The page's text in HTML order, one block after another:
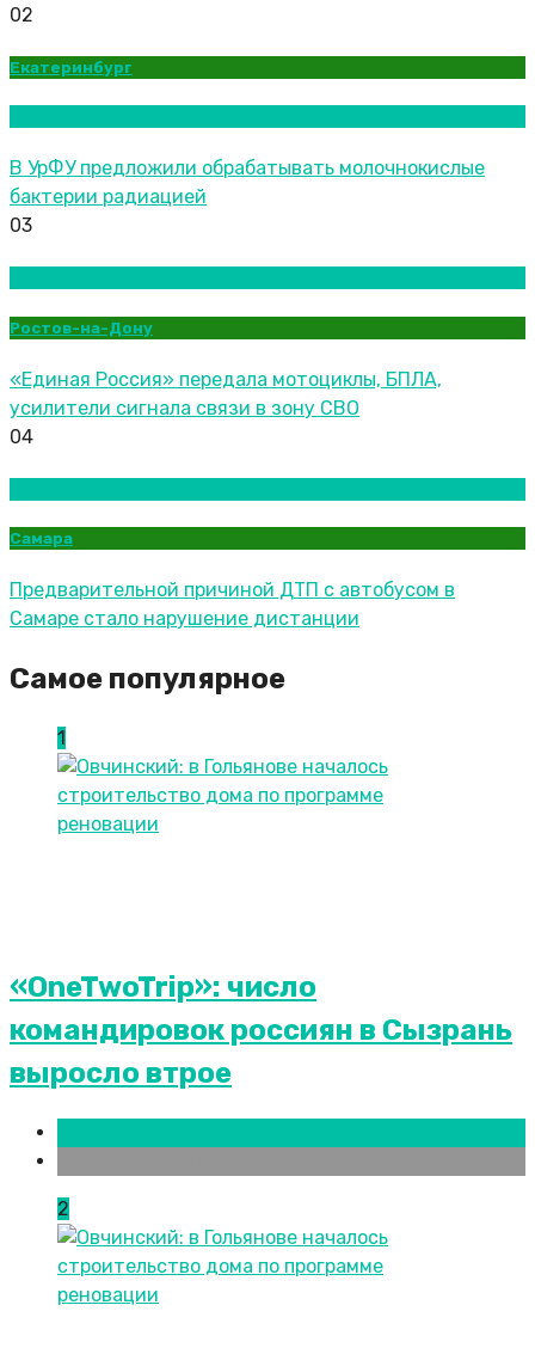
02
Екатеринбург
В УрФУ предложили обрабатывать молочнокислые
бактерии радиацией
03
Ростов-на-Дону
«Единая Россия» передала мотоциклы, БПЛА,
усилители сигнала связи в зону СВО
04
Самара
Предварительной причиной ДТП с автобусом в
Самаре стало нарушение дистанции
Самое популярное
1
«OneTwoTrip»: число
командировок россиян в Сызрань
выросло втрое
2